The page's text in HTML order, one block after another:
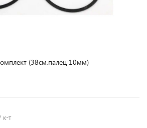
(38см,палец 10мм)
к-т